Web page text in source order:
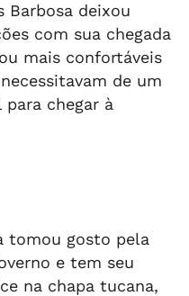
Barbosa deixou
com sua chegada
mais confortáveis
de um
chegar à
tomou gosto pela
e tem seu
na chapa tucana,